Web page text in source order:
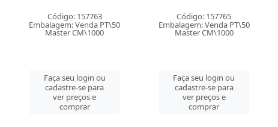
Código: 157765
Embalagem: Venda PT\50
Master CM\1000
Faça seu login ou
cadastre-se para
ver preços e
comprar
Código: 157767
Embalagem: Venda PT\50
Master CM\1000
Faça seu login ou
cadastre-se para
ver preços e
comprar